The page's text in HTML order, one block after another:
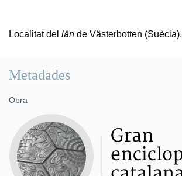
Localitat del län de Västerbotten (Suècia).
Metadades
Obra